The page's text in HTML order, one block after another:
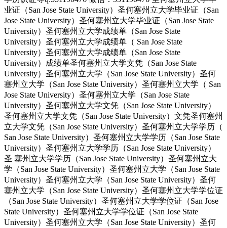
业证（San Jose State University）圣何塞州立大学毕业证（San
Jose State University）圣何塞州立大学毕业证（San Jose State
University）圣何塞州立大学成绩单（San Jose State
University）圣何塞州立大学成绩单（ San Jose State
University）圣何塞州立大学成绩单（San Jose State
University）成绩单圣何塞州立大学文凭（San Jose State
University）圣何塞州立大学（San Jose State University）圣何
塞州立大学（San Jose State University）圣何塞州立大学（ San
Jose State University）圣何塞州立大学（San Jose State
University）圣何塞州立大学文凭（San Jose State University）
圣何塞州立大学文凭（San Jose State University）文凭圣何塞州
立大学文凭（San Jose State University）圣何塞州立大学学历（
San Jose State University）圣何塞州立大学学历（San Jose State
University）圣何塞州立大学学历（San Jose State University）
圣 塞州立大学学历（San Jose State University）圣何塞州立大
学（San Jose State University）圣何塞州立大学（San Jose State
University）圣何塞州立大学（San Jose State University）圣何
塞州立大学（San Jose State University）圣何塞州立大学学位证
（San Jose State University）圣何塞州立大学学位证（San Jose
State University）圣何塞州立大学学位证（San Jose State
University）圣何塞州立大学（San Jose State University）圣何